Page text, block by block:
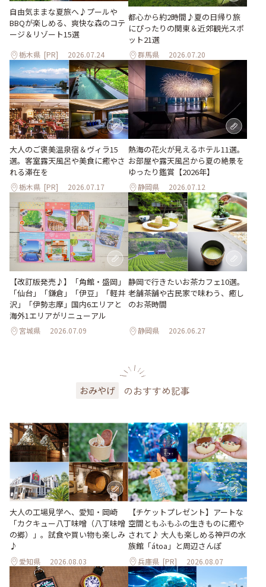
自由気ままな夏旅へ♪プールや
BBQが楽しめる、爽快な森のコテ
ージ＆リゾート15選
栃木県 [PR] 2026.07.24
都心から約2時間♪夏の日帰り旅
にぴったりの関東＆近郊観光スポ
ット21選
群馬県 2026.07.20
大人のご褒美温泉宿＆ヴィラ15
選。客室露天風呂や美食に癒やさ
れる滞在を
栃木県 [PR] 2026.07.17
熱海の花火が見えるホテル11選。
お部屋や露天風呂から夏の絶景を
ゆったり鑑賞【2026年】
静岡県 2026.07.12
【改訂版発売♪】「角館・盛岡」
「仙台」「鎌倉」「伊豆」「軽井
沢」「伊勢志摩」国内6エリアと
海外1エリアがリニューアル
宮城県 2026.07.09
静岡で行きたいお茶カフェ10選。
老舗茶舗や古民家で味わう、癒し
のお茶時間
静岡県 2026.06.27
おみやげ のおすすめ記事
大人の工場見学へ、愛知・岡崎
「カクキュー八丁味噌（八丁味噌
の郷）」。試食や買い物も楽しみ
♪
愛知県 2026.08.03
【チケットプレゼント】アートな
空間ともふもふの生きものに癒や
されて♪ 大人も楽しめる神戸の水
族館「átoa」と周辺さんぽ
兵庫県 [PR] 2026.08.07